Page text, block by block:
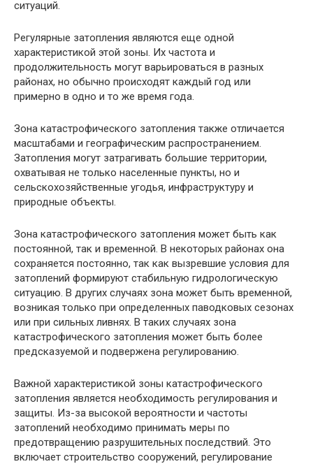
ситуаций.
Регулярные затопления являются еще одной
характеристикой этой зоны. Их частота и
продолжительность могут варьироваться в разных
районах, но обычно происходят каждый год или
примерно в одно и то же время года.
Зона катастрофического затопления также отличается
масштабами и географическим распространением.
Затопления могут затрагивать большие территории,
охватывая не только населенные пункты, но и
сельскохозяйственные угодья, инфраструктуру и
природные объекты.
Зона катастрофического затопления может быть как
постоянной, так и временной. В некоторых районах она
сохраняется постоянно, так как вызревшие условия для
затоплений формируют стабильную гидрологическую
ситуацию. В других случаях зона может быть временной,
возникая только при определенных паводковых сезонах
или при сильных ливнях. В таких случаях зона
катастрофического затопления может быть более
предсказуемой и подвержена регулированию.
Важной характеристикой зоны катастрофического
затопления является необходимость регулирования и
защиты. Из-за высокой вероятности и частоты
затоплений необходимо принимать меры по
предотвращению разрушительных последствий. Это
включает строительство сооружений, регулирование